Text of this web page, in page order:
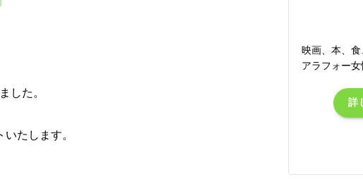
した。
たします。
映画、本、
アラフォー女
詳